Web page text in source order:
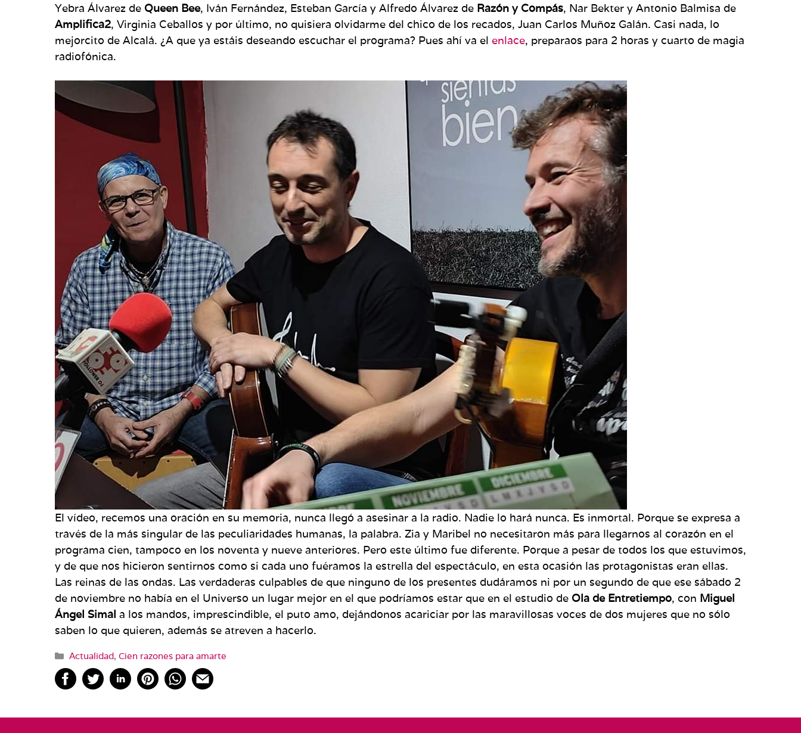
Yebra Álvarez de Queen Bee, Iván Fernández, Esteban García y Alfredo Álvarez de Razón y Compás, Nar Bekter y Antonio Balmisa de
Amplifica2, Virginia Ceballos y por último, no quisiera olvidarme del chico de los recados, Juan Carlos Muñoz Galán. Casi nada, lo
mejorcito de Alcalá. ¿A que ya estáis deseando escuchar el programa? Pues ahí va el enlace, preparaos para 2 horas y cuarto de magia
radiofónica.
El vídeo, recemos una oración en su memoria, nunca llegó a asesinar a la radio. Nadie lo hará nunca. Es inmortal. Porque se expresa a
través de la más singular de las peculiaridades humanas, la palabra. Zia y Maribel no necesitaron más para llegarnos al corazón en el
programa cien, tampoco en los noventa y nueve anteriores. Pero este último fue diferente. Porque a pesar de todos los que estuvimos,
y de que nos hicieron sentirnos como si cada uno fuéramos la estrella del espectáculo, en esta ocasión las protagonistas eran ellas.
Las reinas de las ondas. Las verdaderas culpables de que ninguno de los presentes dudáramos ni por un segundo de que ese sábado 2
de noviembre no había en el Universo un lugar mejor en el que podríamos estar que en el estudio de Ola de Entretiempo, con Miguel
Ángel Simal a los mandos, imprescindible, el puto amo, dejándonos acariciar por las maravillosas voces de dos mujeres que no sólo
saben lo que quieren, además se atreven a hacerlo.
Categorías
Actualidad,Cien razones para amarte